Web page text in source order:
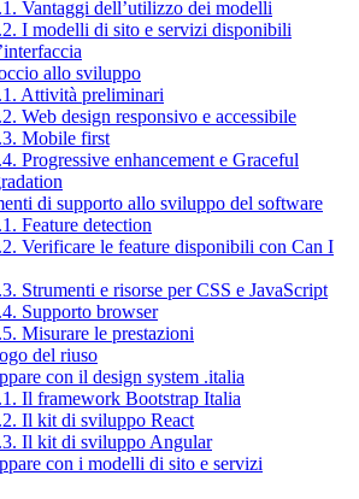
Vantaggi dell’utilizzo dei modelli
I modelli di sito e servizi disponibili
allo sviluppo
Attività preliminari
Web design responsivo e accessibile
Mobile first
Progressive enhancement e Graceful
di supporto allo sviluppo del software
Feature detection
Verificare le feature disponibili con Can I
Strumenti e risorse per CSS e JavaScript
Supporto browser
Misurare le prestazioni
del riuso
con il design system .italia
Il framework Bootstrap Italia
Il kit di sviluppo React
Il kit di sviluppo Angular
con i modelli di sito e servizi